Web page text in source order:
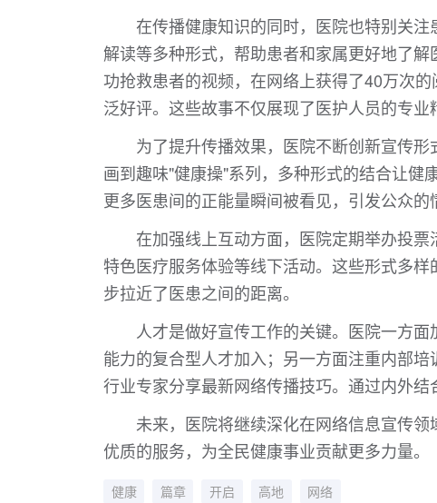
在传播健康知识的同时，医院也特别关
解读等多种形式，帮助患者和家属更好地了
功抢救患者的视频，在网络上获得了40万次
泛好评。这些故事不仅展现了医护人员的专
为了提升传播效果，医院不断创新宣传
画到趣味"健康操"系列，多种形式的结合让健
更多医患间的正能量瞬间被看见，引发公众的
在加强线上互动方面，医院定期举办投票
特色医疗服务体验等线下活动。这些形式多
步拉近了医患之间的距离。
人才是做好宣传工作的关键。医院一方
能力的复合型人才加入；另一方面注重内部
行业专家分享最新网络传播技巧。通过内外
未来，医院将继续深化在网络信息宣传
优质的服务，为全民健康事业贡献更多力量。
健康 篇章 开启 高地 网络